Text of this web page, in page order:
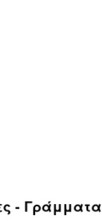
- Γράμματα